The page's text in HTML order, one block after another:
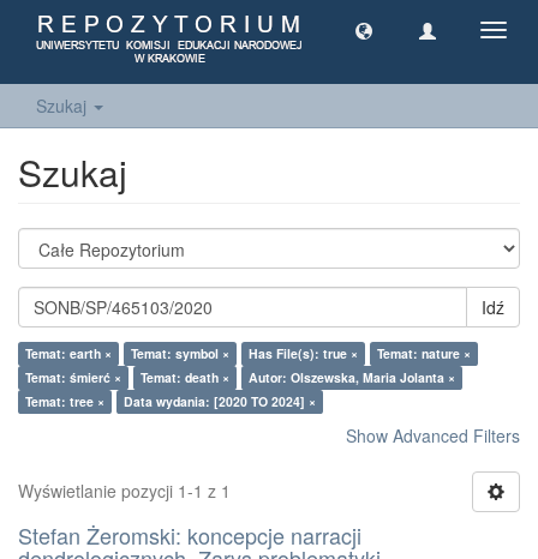
Szukaj
Szukaj
Idź
Temat: earth × Temat: symbol × Has File(s): true ×
Temat: nature ×
Temat: śmierć ×
Temat: death ×
Autor: Olszewska, Maria Jolanta ×
Temat: tree ×
Data wydania: [2020 TO 2024] ×
Show Advanced Filters
Wyświetlanie pozycji 1-1 z 1
Stefan Żeromski: koncepcje narracji